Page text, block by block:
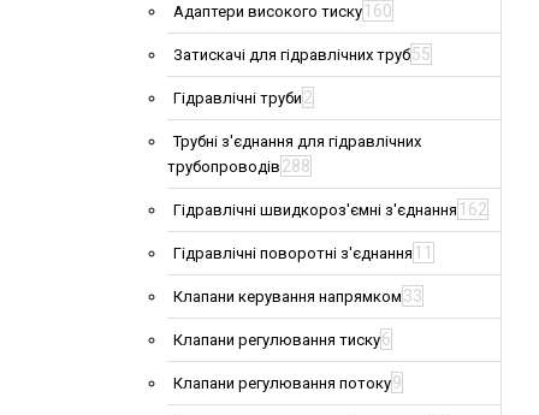
Адаптери високого тиску 160
Затискачі для гідравлічних труб55
Гідравлічні труби 2
Трубні з'єднання для гідравлічних
трубопроводів 288
Гідравлічні швидкороз'ємні з'єднання 162
Гідравлічні поворотні з'єднання 11
Клапани керування напрямком 33
Клапани регулювання тиску6
Клапани регулювання потоку9